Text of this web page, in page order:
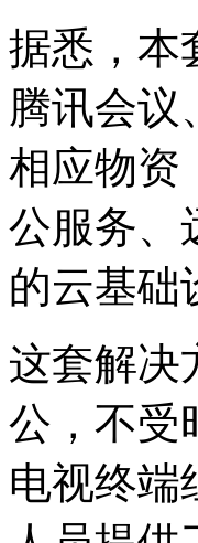
据悉，本
腾讯会议
相应物资
公服务、
的云基础
这套解决
公，不受
电视终端